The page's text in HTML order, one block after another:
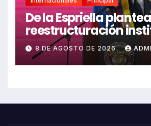
De la Espriella plantea
reestructuración
en Colombia
valores
8 DE AGOSTO DE 2026